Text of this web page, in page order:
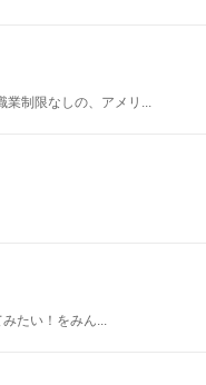
業制限なしの、アメリ...
たい！をみん...